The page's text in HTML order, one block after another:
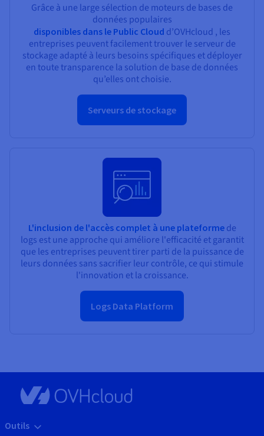
Grâce à une large sélection de moteurs de bases de
données populaires
disponibles dans le Public Cloud d’OVHcloud , les
entreprises peuvent facilement trouver le serveur de
stockage adapté à leurs besoins spécifiques et déployer
en toute transparence la solution de base de données
qu’elles ont choisie.
Serveurs de stockage
L'inclusion de l'accès complet à une plateformede
logs est une approche qui améliore l'efficacité et garantit
que les entreprises peuvent tirer parti de la puissance de
leurs données sans sacrifier leur contrôle, ce qui stimule
l'innovation et la croissance.
Logs Data Platform
Outils